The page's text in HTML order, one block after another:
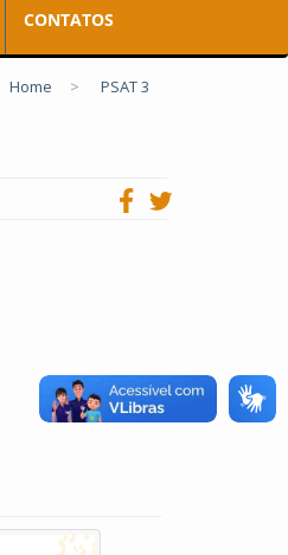
CONTATOS
Home > PSAT 3